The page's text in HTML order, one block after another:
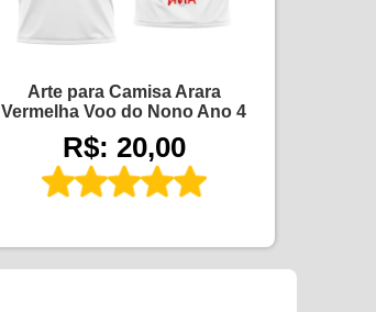
Arte para Camisa Arara
Vermelha Voo do Nono Ano 4
R$: 20,00